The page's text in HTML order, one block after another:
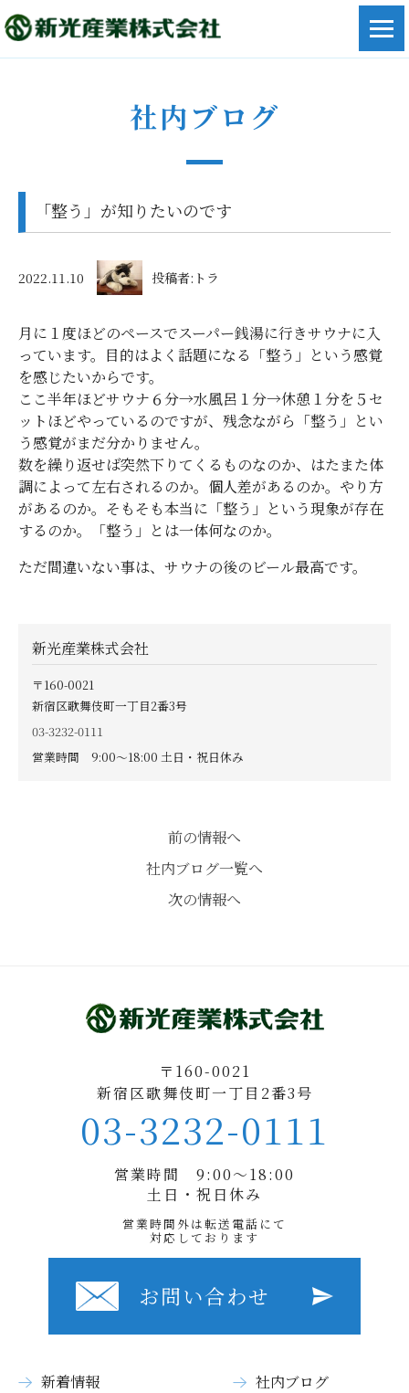
社内ブログ
「整う」が知りたいのです
2022.11.10 投稿者:トラ
月に１度ほどのペースでスーパー銭湯に行きサウナに入
っています。目的はよく話題になる「整う」という感覚
を感じたいからです。
ここ半年ほどサウナ６分→水風呂１分→休憩１分を５セ
ットほどやっているのですが、残念ながら「整う」とい
う感覚がまだ分かりません。
数を繰り返せば突然下りてくるものなのか、はたまた体
調によって左右されるのか。個人差があるのか。やり方
があるのか。そもそも本当に「整う」という現象が存在
するのか。「整う」とは一体何なのか。
ただ間違いない事は、サウナの後のビール最高です。
新光産業株式会社
〒160-0021
新宿区歌舞伎町一丁目2番3号
03-3232-0111
営業時間 9:00〜18:00 土日・祝日休み
前の情報へ
社内ブログ一覧へ
次の情報へ
〒160-0021
新宿区歌舞伎町一丁目2番3号
03-3232-0111
営業時間 9:00〜18:00
土日・祝日休み
営業時間外は転送電話にて
対応しております
お問い合わせ
新着情報
社内ブログ